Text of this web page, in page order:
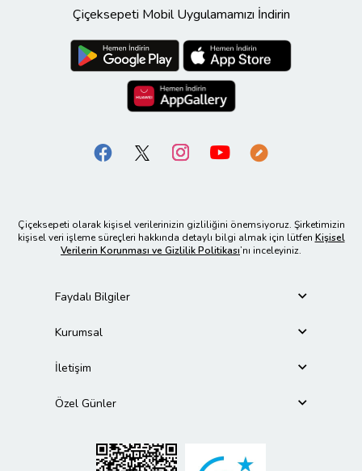
Çiçeksepeti Mobil Uygulamamızı İndirin
Çiçeksepeti olarak kişisel verilerinizin gizliliğini önemsiyoruz. Şirketimizin
kişisel veri işleme süreçleri hakkında detaylı bilgi almak için lütfen Kişisel
Verilerin Korunması ve Gizlilik Politikası’nı inceleyiniz.
Faydalı Bilgiler
Kurumsal
İletişim
Özel Günler